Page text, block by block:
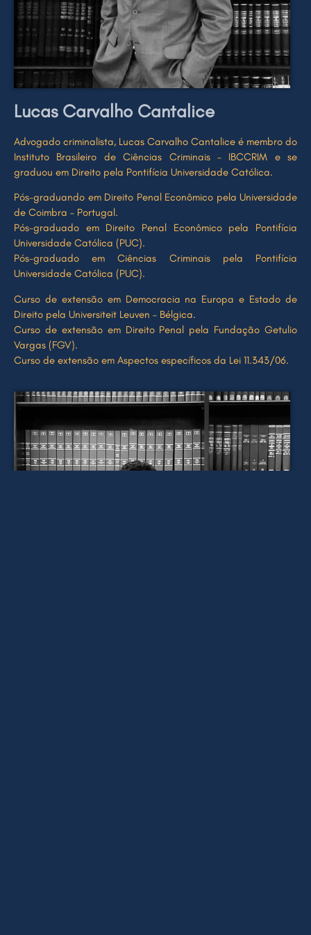
Lucas Carvalho Cantalice
Advogado criminalista, Lucas Carvalho Cantalice é membro do
Instituto Brasileiro de Ciências Criminais – IBCCRIM e se
graduou em Direito pela Pontifícia Universidade Católica.
Pós-graduando em Direito Penal Econômico pela Universidade
de Coimbra – Portugal.
Pós-graduado em Direito Penal Econômico pela Pontifícia
Universidade Católica (PUC).
Pós-graduado em Ciências Criminais pela Pontifícia
Universidade Católica (PUC).
Curso de extensão em Democracia na Europa e Estado de
Direito pela Universiteit Leuven – Bélgica.
Curso de extensão em Direito Penal pela Fundação Getulio
Vargas (FGV).
Curso de extensão em Aspectos específicos da Lei 11.343/06.